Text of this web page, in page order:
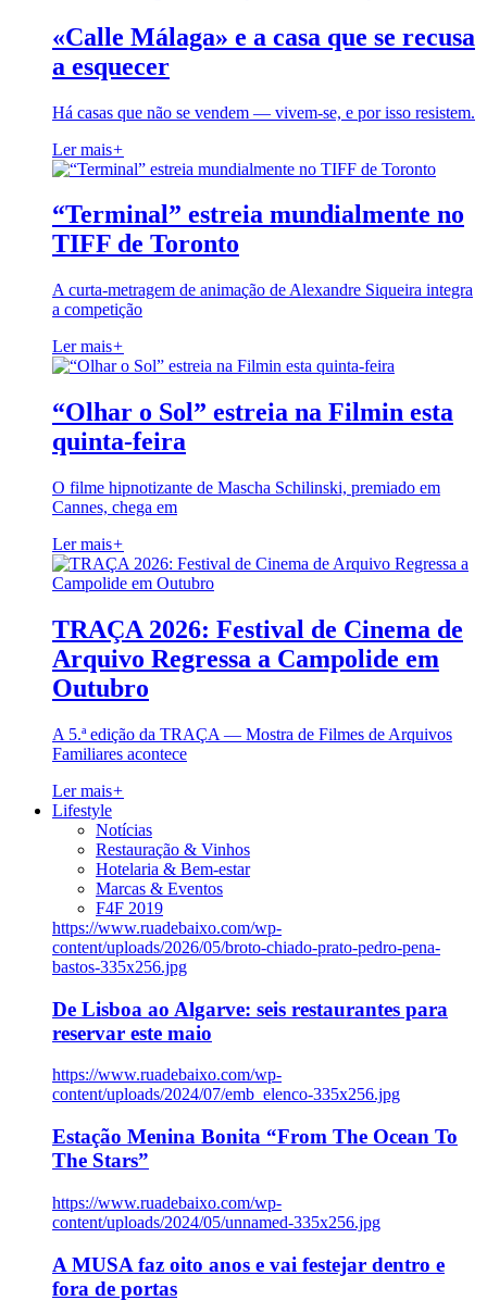
«Calle Málaga» e a casa que se recusa
a esquecer
Há casas que não se vendem — vivem-se, e por isso resistem.
Ler mais+
“Terminal” estreia mundialmente no
TIFF de Toronto
A curta-metragem de animação de Alexandre Siqueira integra
a competição
Ler mais+
“Olhar o Sol” estreia na Filmin esta
quinta-feira
O filme hipnotizante de Mascha Schilinski, premiado em
Cannes, chega em
Ler mais+
TRAÇA 2026: Festival de Cinema de
Arquivo Regressa a Campolide em
Outubro
A 5.ª edição da TRAÇA — Mostra de Filmes de Arquivos
Familiares acontece
Ler mais+
Lifestyle
Notícias
Restauração & Vinhos
Hotelaria & Bem-estar
Marcas & Eventos
F4F 2019
https://www.ruadebaixo.com/wp-
content/uploads/2026/05/broto-chiado-prato-pedro-pena-
bastos-335x256.jpg
De Lisboa ao Algarve: seis restaurantes para
reservar este maio
https://www.ruadebaixo.com/wp-
content/uploads/2024/07/emb_elenco-335x256.jpg
Estação Menina Bonita “From The Ocean To
The Stars”
https://www.ruadebaixo.com/wp-
content/uploads/2024/05/unnamed-335x256.jpg
A MUSA faz oito anos e vai festejar dentro e
fora de portas